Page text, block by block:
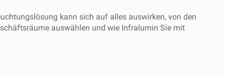
kann sich auf alles auswirken, von den
auswählen und wie Infralumin Sie mit